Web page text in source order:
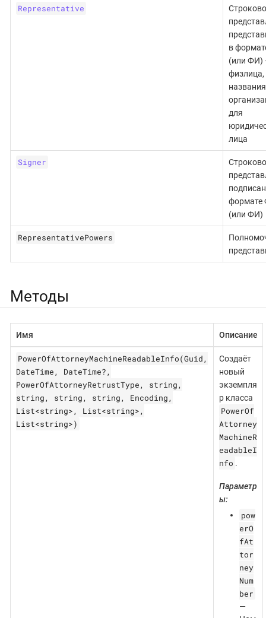
Representative
в
(или ФИ)
физлица,
названия
для
лица
Signer
(или ФИ)
RepresentativePowers
Методы
Имя Описание
PowerOfAttorneyMachineReadableInfo(Guid,
DateTime, DateTime?,
PowerOfAttorneyRetrustType, string,
string, string, string, Encoding,
List<string>, List<string>,
List<string>)
Создаёт
новый
экземпля
р класса
PowerOf
Attorney
MachineR
eadableI
nfo .
Параметр
ы:
pow
erO
fAt
tor
ney
Num
ber
—